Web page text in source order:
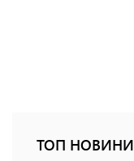
ТОП НОВИНИ